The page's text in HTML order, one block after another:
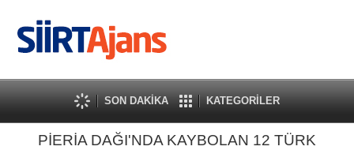
SON DAKİKA KATEGORİLER
PİERİA DAĞI'NDA KAYBOLAN 12 TÜRK